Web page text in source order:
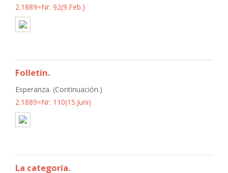
2.1889=Nr. 92(9.Feb.)
Folletín.
Esperanza. (Continuación.)
2.1889=Nr. 110(15.Juni)
La categoría.